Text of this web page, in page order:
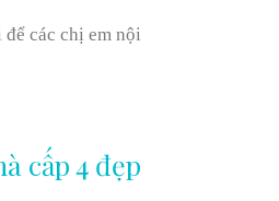
các chị em nội
cấp 4 đẹp